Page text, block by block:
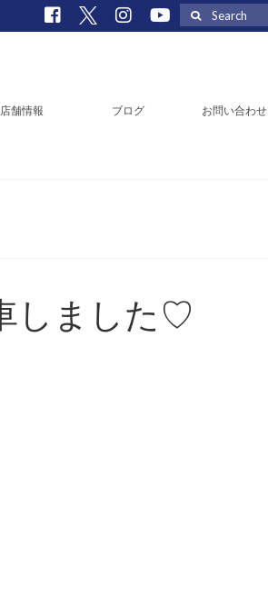
Search
for:
店舗情報 ブログ お問い合わせ
しました♡